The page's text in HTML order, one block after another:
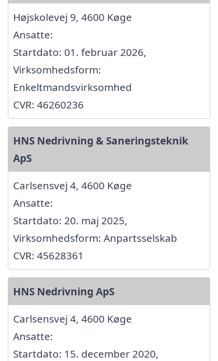
Højskolevej 9, 4600 Køge
Ansatte:
Startdato: 01. februar 2026,
Virksomhedsform:
Enkeltmandsvirksomhed
CVR: 46260236
HNS Nedrivning & Saneringsteknik
ApS
Carlsensvej 4, 4600 Køge
Ansatte:
Startdato: 20. maj 2025,
Virksomhedsform: Anpartsselskab
CVR: 45628361
HNS Nedrivning ApS
Carlsensvej 4, 4600 Køge
Ansatte:
Startdato: 15. december 2020,